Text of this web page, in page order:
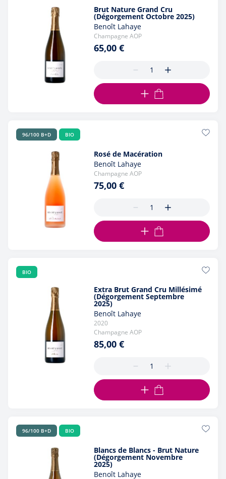
Brut Nature Grand Cru
(Dégorgement Octobre 2025)
Benoît Lahaye
Champagne AOP
65,00 €
AJOUTER AU PANIER
96/100 B+D BIO
Rosé de Macération
Benoît Lahaye
Champagne AOP
75,00 €
AJOUTER AU PANIER
BIO
Extra Brut Grand Cru Millésimé
(Dégorgement Septembre
2025)
Benoît Lahaye
2020
Champagne AOP
85,00 €
AJOUTER AU PANIER
96/100 B+D BIO
Blancs de Blancs - Brut Nature
(Dégorgement Novembre
2025)
Benoît Lahaye